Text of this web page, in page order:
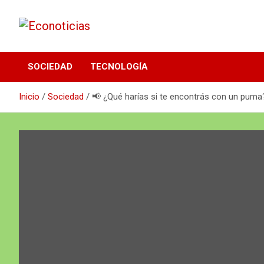
contenido
Econoticias
SOCIEDAD TECNOLOGÍA
Inicio Sociedad 📢 ¿Qué harías si te encontrás con un